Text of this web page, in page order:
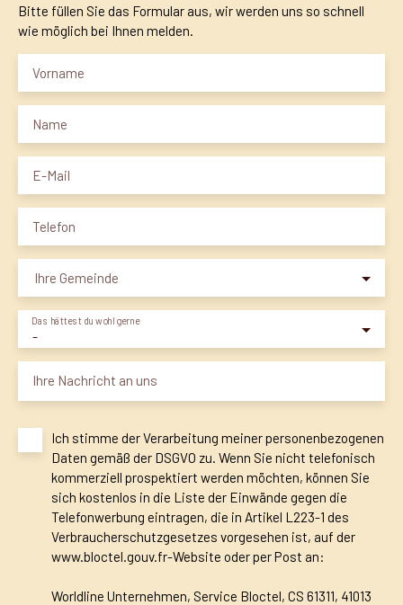
Bitte füllen Sie das Formular aus, wir werden uns so schnell
wie möglich bei Ihnen melden.
Vorname
Name
E-Mail
Telefon
Ihre Gemeinde
-
Das hättest du wohl gerne
Ihre Nachricht an uns
Ich stimme der Verarbeitung meiner personenbezogenen
Daten gemäß der DSGVO zu. Wenn Sie nicht telefonisch
kommerziell prospektiert werden möchten, können Sie
sich kostenlos in die Liste der Einwände gegen die
Telefonwerbung eintragen, die in Artikel L223-1 des
Verbraucherschutzgesetzes vorgesehen ist, auf der
www.bloctel.gouv.fr-Website oder per Post an:
Worldline Unternehmen, Service Bloctel, CS 61311, 41013